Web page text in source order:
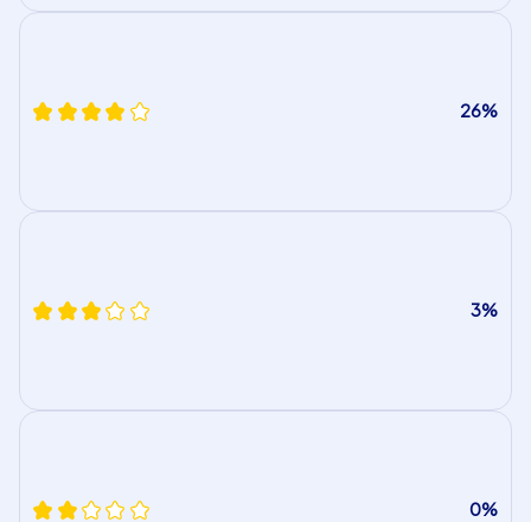
26%
3%
0%